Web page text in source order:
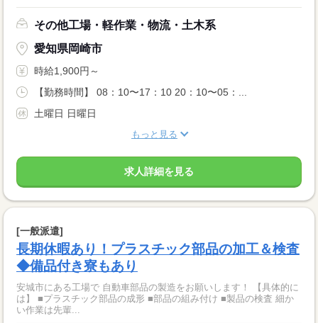
その他工場・軽作業・物流・土木系
愛知県岡崎市
時給1,900円～
【勤務時間】 08：10〜17：10 20：10〜05：...
土曜日 日曜日
もっと見る
求人詳細を見る
[一般派遣]
長期休暇あり！プラスチック部品の加工＆検査
◆備品付き寮もあり
安城市にある工場で 自動車部品の製造をお願いします！ 【具体的に
は】 ■プラスチック部品の成形 ■部品の組み付け ■製品の検査 細か
い作業は先輩...